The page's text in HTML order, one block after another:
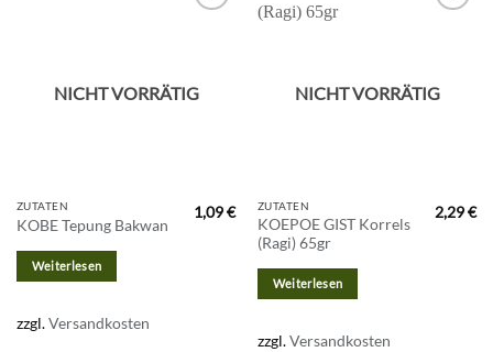
NICHT VORRÄTIG
ZUTATEN
KOBE Tepung Bakwan
1,09€
Weiterlesen
zzgl.Versandkosten
NICHT VORRÄTIG
ZUTATEN
KOEPOE GIST Korrels
(Ragi) 65gr
2,29€
Weiterlesen
zzgl.Versandkosten